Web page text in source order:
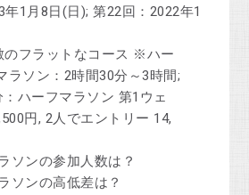
1月8日(日); 第22回：2022年1
のフラットなコース ※ハー
ラソン：2時間30分～3時間;
ハーフマラソン 第1ウェ
円, 2人でエントリー 14,
ソンの参加人数は？
ソンの高低差は？